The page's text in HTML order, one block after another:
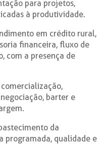
para projetos,
à produtividade.
em crédito rural,
financeira, fluxo de
com a presença de
barter e
da
programada, qualidade e